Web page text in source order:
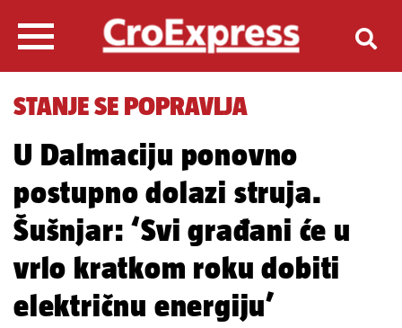
STANJE SE POPRAVLJA
U Dalmaciju ponovno
postupno dolazi struja.
Šušnjar: ‘Svi građani će u
vrlo kratkom roku dobiti
električnu energiju’